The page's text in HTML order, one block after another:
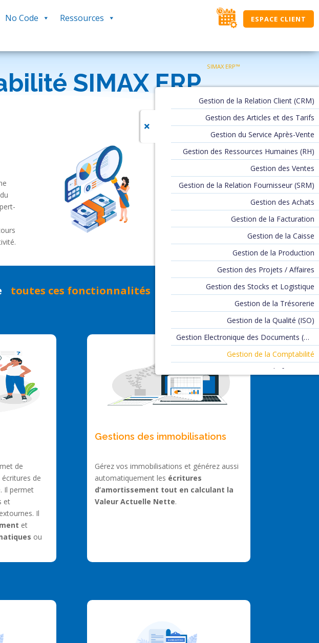
No Code
Ressources
ESPACE CLIENT
SIMAX ERP
Gestion de la Relation Client (CRM)
Gestion des Articles et des Tarifs
Gestion du Service Après-Vente
Gestion des Ressources Humaines (RH)
Gestion des Ventes
Gestion de la Relation Fournisseur (SRM)
Gestion des Achats
Gestion de la Facturation
Gestion de la Caisse
Gestion de la Production
Gestion des Projets / Affaires
Gestion des Stocks et Logistique
Gestion de la Trésorerie
Gestion de la Qualité (ISO)
Gestion Electronique des Documents (GED)
Gestion de la Comptabilité
Gestion de formation
toutes ces fonctionnalités
de
de
Il permet
et
Il
et
ou
Gestions des immobilisations
Gérez vos immobilisations et générez aussi
automatiquement les écritures
d’amortissement tout en calculant la
Valeur Actuelle Nette.